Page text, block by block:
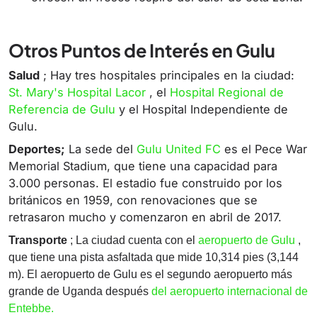
Otros Puntos de Interés en Gulu
Salud ; Hay tres hospitales principales en la ciudad:
St. Mary's Hospital Lacor , el Hospital Regional de
Referencia de Gulu y el Hospital Independiente de
Gulu.
Deportes; La sede del Gulu United FC es el Pece War
Memorial Stadium, que tiene una capacidad para
3.000 personas. El estadio fue construido por los
británicos en 1959, con renovaciones que se
retrasaron mucho y comenzaron en abril de 2017.
Transporte ; La ciudad cuenta con el aeropuerto de Gulu ,
que tiene una pista asfaltada que mide 10,314 pies (3,144
m). El aeropuerto de Gulu es el segundo aeropuerto más
grande de Uganda después del aeropuerto internacional de
Entebbe.